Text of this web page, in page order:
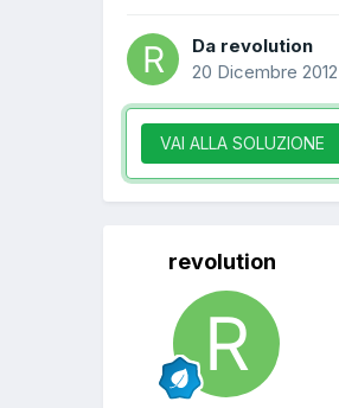
Da revolution
20 Dicembre 2012
VAI ALLA SOLUZIONE
revolution